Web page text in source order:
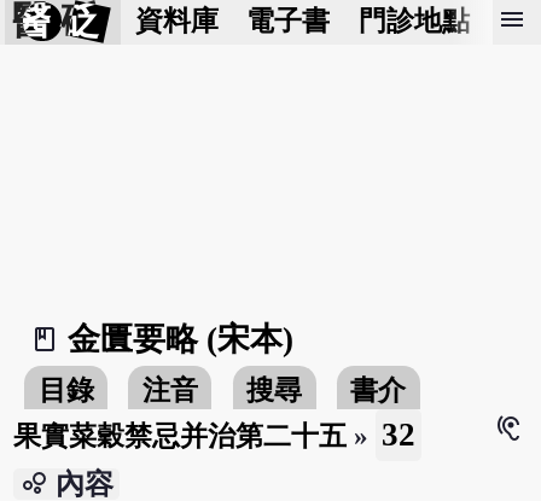
醫 砭 資料庫 電子書 門診地點 預
menu
book_2
金匱要略 (宋本)
目錄 注音 搜尋
書介
果實菜穀禁忌并治第二十五 » 32
hearing
bubble_chart 內容